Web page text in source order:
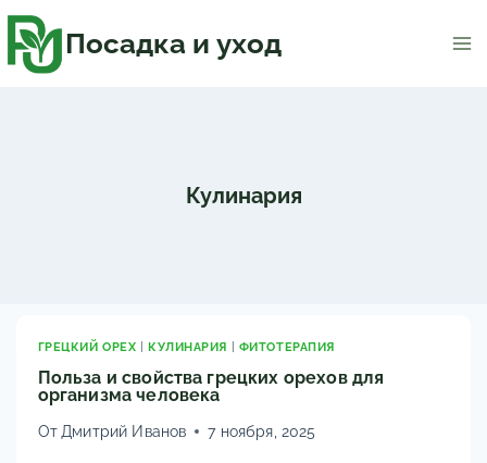
содержимомуПосадка и уход
Кулинария
ГРЕЦКИЙ ОРЕХ |КУЛИНАРИЯ | ФИТОТЕРАПИЯ
Польза и свойства грецких орехов для
организма человека
От Дмитрий Иванов 7 ноября, 2025